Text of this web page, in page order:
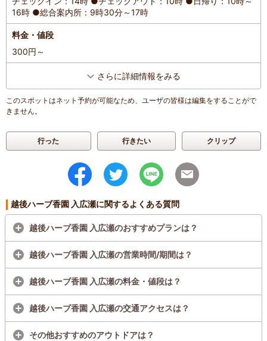
16時 ●総合案内所：9時30分～17時
料金・値段
300円～
さらに詳細情報をみる
このスポットはネット予約が可能なため、ユーザの皆様は編集をすることがで
きません。
行った 行きたい クリップ
越後ハーブ香園 入広瀬に関するよくある質問
越後ハーブ香園 入広瀬のおすすめプランは？
越後ハーブ香園 入広瀬の営業時間/期間は？
越後ハーブ香園 入広瀬の料金・値段は？
越後ハーブ香園 入広瀬の交通アクセスは？
その他おすすめのアウトドアは？